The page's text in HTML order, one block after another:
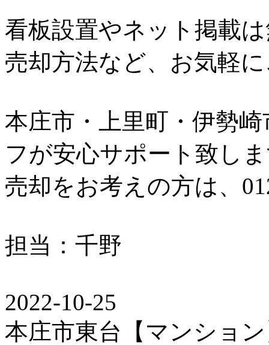
看板設置やネット掲載
売却方法など、お気軽
本庄市・上里町・伊勢
フが安心サポート致し
売却をお考えの方は、
担当：千野
2022-10-25
本庄市東台【マンショ